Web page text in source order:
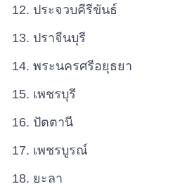
ประจวบคีรีขันธ์
ปราจีนบุรี
พระนครศรีอยุธยา
เพชรบุรี
ปัตตานี
เพชรบูรณ์
ยะลา